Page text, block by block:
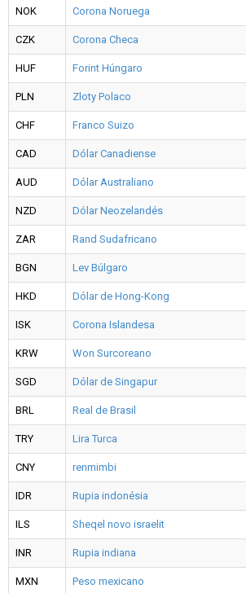
NOK Corona Noruega
CZK Corona Checa
HUF Forint Húngaro
PLN Zloty Polaco
CHF Franco Suizo
CAD Dólar Canadiense
AUD Dólar Australiano
NZD Dólar Neozelandés
ZAR Rand Sudafricano
BGN Lev Búlgaro
HKD Dólar de Hong-Kong
ISK Corona Islandesa
KRW Won Surcoreano
SGD Dólar de Singapur
BRL Real de Brasil
TRY Lira Turca
CNY renmimbi
IDR Rupia indonésia
ILS Sheqel novo israelit
INR Rupia indiana
MXN Peso mexicano